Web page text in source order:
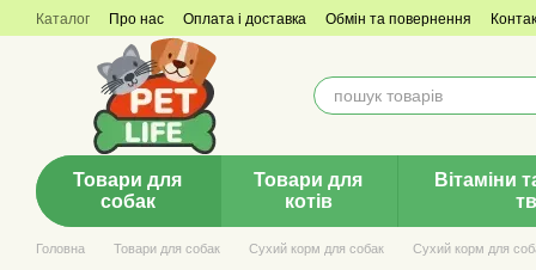
Перейти до основного контенту
Каталог Про нас Оплата і доставка Обмін та повернення
Товари для
собак
Товари для
котів
Вітаміни
Головна Товари для собак Сухий корм для собак Сухий корм для